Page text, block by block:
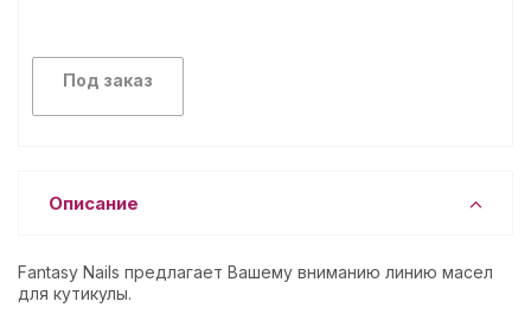
Под заказ
Описание
Fantasy Nails предлагает Вашему вниманию линию масел
для кутикулы.